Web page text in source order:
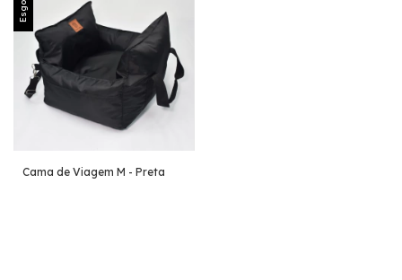
Cama de Viagem M - Preta